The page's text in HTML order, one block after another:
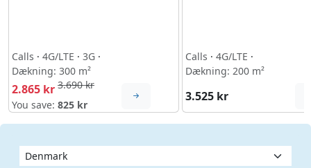
Calls · 4G/LTE · 3G ·
Dækning: 300 m²
2.865 kr 3.690 kr
You save: 825 kr
Calls · 4G/LTE ·
Dækning: 200 m²
3.525 kr